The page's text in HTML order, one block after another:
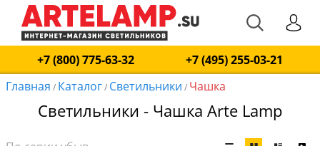
+7 (800) 775-63-32
+7 (495) 255-03-21
Главная / Каталог/ Светильники / Чашка
Светильники - Чашка Arte Lamp